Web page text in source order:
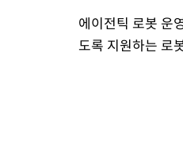
에이전틱 로봇 운
도록 지원하는 로